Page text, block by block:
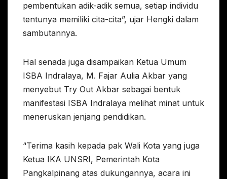
pembentukan adik-adik semua, setiap individu
tentunya memiliki cita-cita”, ujar Hengki dalam
sambutannya.
Hal senada juga disampaikan Ketua Umum
ISBA Indralaya, M. Fajar Aulia Akbar yang
menyebut Try Out Akbar sebagai bentuk
manifestasi ISBA Indralaya melihat minat untuk
meneruskan jenjang pendidikan.
“Terima kasih kepada pak Wali Kota yang juga
Ketua IKA UNSRI, Pemerintah Kota
Pangkalpinang atas dukungannya, acara ini